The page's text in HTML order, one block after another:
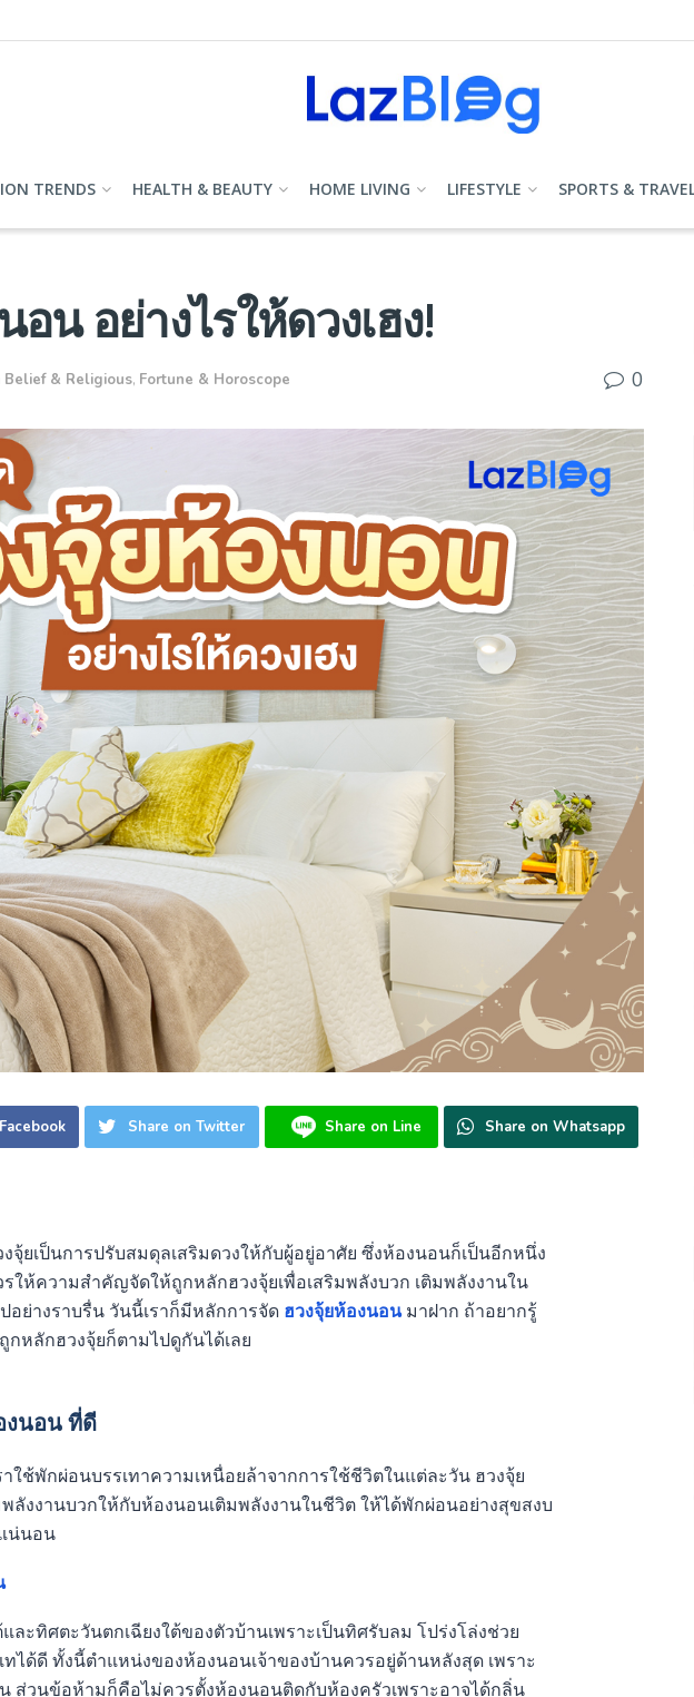
TRENDS HEALTH & BEAUTY HOME LIVING LIFESTYLE SPORTS &
น อย่างไรให้ดวงเฮง!
Belief & Religious, Fortune & Horoscope 0
Share on Twitter Share on Line Share on Whatsapp
จุ้ยเป็นการปรับสมดุลเสริมดวงให้กับผู้อยู่อาศัย ซึ่งห้องนอนก็เป็นอีกหนึ่ง
ให้ความสำคัญจัดให้ถูกหลักฮวงจุ้ยเพื่อเสริมพลังบวก เติมพลังงานใน
อย่างราบรื่น วันนี้เราก็มีหลักการจัด ฮวงจุ้ยห้องนอนมาฝาก ถ้าอยากรู้
หลักฮวงจุ้ยก็ตามไปดูกันได้เลย
งนอนที่ดี
ใช้พักผ่อนบรรเทาความเหนื่อยล้าจากการใช้ชีวิตในแต่ละวัน ฮวงจุ้ย
ลังงานบวกให้กับห้องนอนเติมพลังงานในชีวิต ให้ได้พักผ่อนอย่างสุขสงบ
น่นอน
ละทิศตะวันตกเฉียงใต้ของตัวบ้านเพราะเป็นทิศรับลม โปร่งโล่งช่วย
ทได้ดี ทั้งนี้ตำแหน่งของห้องนอนเจ้าของบ้านควรอยู่ด้านหลังสุด เพราะ
ส่วนข้อห้ามก็คือไม่ควรตั้งห้องนอนติดกับห้องครัวเพราะอาจได้กลิ่น